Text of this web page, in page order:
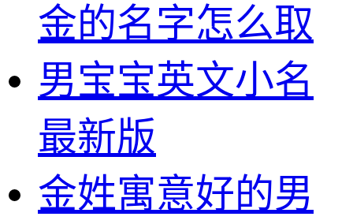
金的名字怎么取
男宝宝英文小名
最新版
金姓寓意好的男